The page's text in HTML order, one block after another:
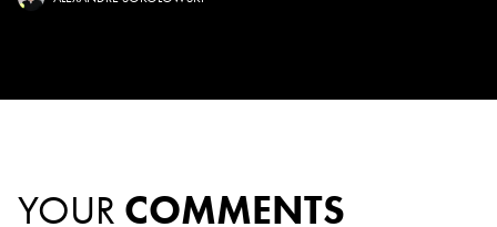
YOUR COMMENTS